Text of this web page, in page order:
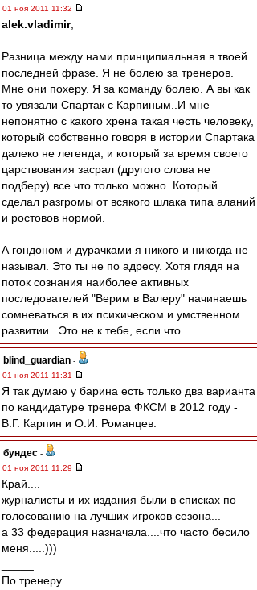
01 ноя 2011 11:32
alek.vladimir,
Разница между нами принципиальная в твоей
последней фразе. Я не болею за тренеров.
Мне они похеру. Я за команду болею. А вы как
то увязали Спартак с Карпиным..И мне
непонятно с какого хрена такая честь человеку,
который собственно говоря в истории Спартака
далеко не легенда, и который за время своего
царствования засрал (другого слова не
подберу) все что только можно. Который
сделал разгромы от всякого шлака типа аланий
и ростовов нормой.
А гондоном и дурачками я никого и никогда не
называл. Это ты не по адресу. Хотя глядя на
поток сознания наиболее активных
последователей "Верим в Валеру" начинаешь
сомневаться в их психическом и умственном
развитии...Это не к тебе, если что.
blind_guardian -
01 ноя 2011 11:31
Я так думаю у барина есть только два варианта
по кандидатуре тренера ФКСМ в 2012 году -
В.Г. Карпин и О.И. Романцев.
бундес -
01 ноя 2011 11:29
Край....
журналисты и их издания были в списках по
голосованию на лучших игроков сезона...
а 33 федерация назначала....что часто бесило
меня.....)))
По тренеру...